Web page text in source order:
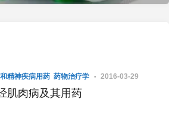
精神疾病用药 药物治疗学 2016-03-29
肌肉病及其用药